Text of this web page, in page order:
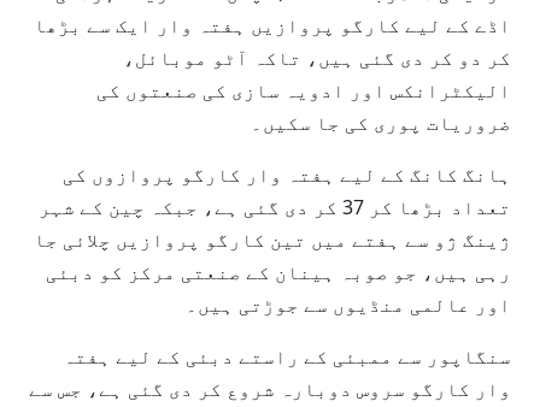
اڈے کے لیے کارگو پروازیں ہفتہ وار ایک سے بڑھا
کر دو کر دی گئی ہیں، تاکہ آٹو موبائل،
الیکٹرانکس اور ادویہ سازی کی صنعتوں کی
ضروریات پوری کی جا سکیں۔
ہانگ کانگ کے لیے ہفتہ وار کارگو پروازوں کی
تعداد بڑھا کر 37 کر دی گئی ہے، جبکہ چین کے شہر
ژینگ ژو سے ہفتے میں تین کارگو پروازیں چلائی جا
رہی ہیں، جو صوبہ ہینان کے صنعتی مرکز کو دبئی
اور عالمی منڈیوں سے جوڑتی ہیں۔
سنگاپور سے ممبئی کے راستے دبئی کے لیے ہفتہ
وار کارگو سروس دوبارہ شروع کر دی گئی ہے، جس سے